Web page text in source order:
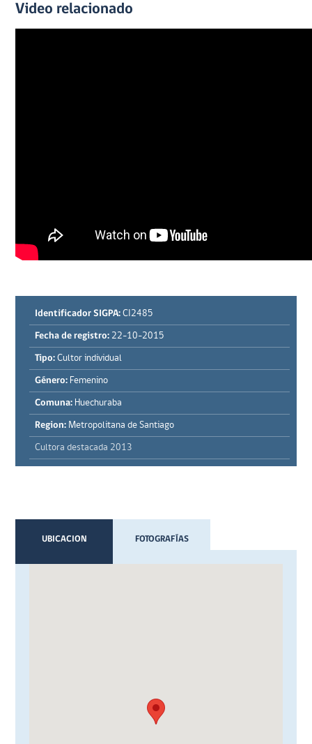
Video relacionado
Identificador SIGPA: CI2485
Fecha de registro: 22-10-2015
Tipo: Cultor individual
Género: Femenino
Comuna: Huechuraba
Region: Metropolitana de Santiago
Cultora destacada 2013
UBICACION FOTOGRAFÍAS